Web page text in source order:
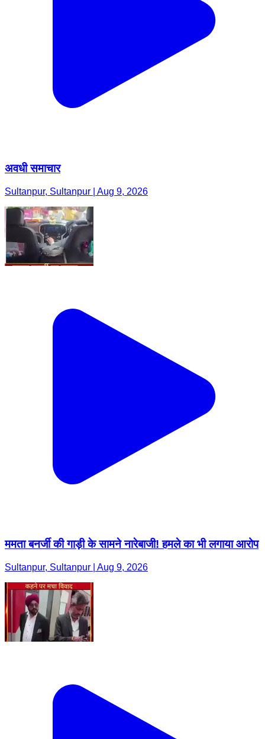
अवधी समाचार
Sultanpur, Sultanpur | Aug 9, 2026
ममता बनर्जी की गाड़ी के सामने नारेबाजी! हमले का भी लगाया आरोप
Sultanpur, Sultanpur | Aug 9, 2026